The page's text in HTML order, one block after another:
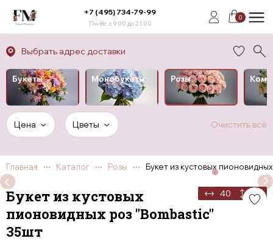
+7 (495) 734-79-99
Пн-Вс: с 9:00 до 21:00
0
Выбрать адрес доставки
Букеты Монобукеты Розы
Цена Цветы Очистить всё
Главная Каталог Розы Букет из кустовых
40 50
Букет из кустовых
пионовидных роз "Bombastic"
35шт